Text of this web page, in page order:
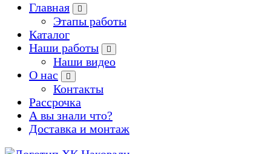
Главная
Этапы работы
Каталог
Наши работы
Наши видео
О нас
Контакты
Рассрочка
А вы знали что?
Доставка и монтаж